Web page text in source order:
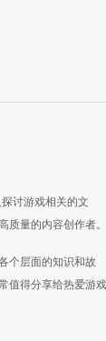
讨游戏相关的文
量的内容创作者。
个层面的知识和故
值得分享给热爱游戏